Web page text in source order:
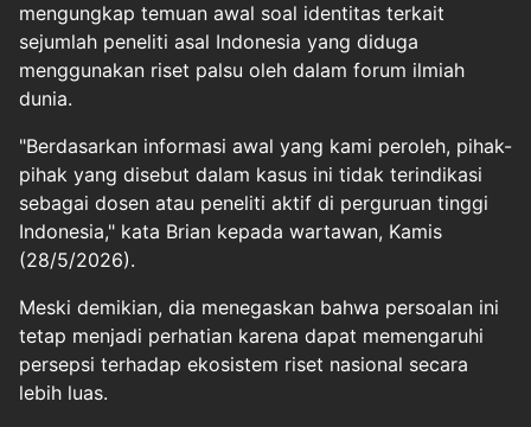
mengungkap temuan awal soal identitas terkait
sejumlah peneliti asal Indonesia yang diduga
menggunakan riset palsu oleh dalam forum ilmiah
dunia.
"Berdasarkan informasi awal yang kami peroleh, pihak-
pihak yang disebut dalam kasus ini tidak terindikasi
sebagai dosen atau peneliti aktif di perguruan tinggi
Indonesia," kata Brian kepada wartawan, Kamis
(28/5/2026).
Meski demikian, dia menegaskan bahwa persoalan ini
tetap menjadi perhatian karena dapat memengaruhi
persepsi terhadap ekosistem riset nasional secara
lebih luas.